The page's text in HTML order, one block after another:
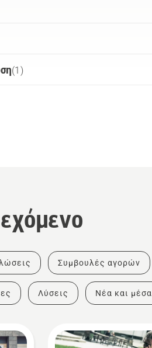
(1 )
Συμβουλές αγορών
Λύσεις Νέα και μέσα